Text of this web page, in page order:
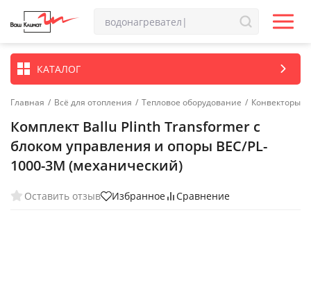
КАТАЛОГ
Главная / Всё для отопления / Тепловое оборудование / Конвекторы
Комплект Ballu Plinth Transformer с
блоком управления и опоры BEC/PL-
1000-3M (механический)
Оставить отзыв Избранное Сравнение